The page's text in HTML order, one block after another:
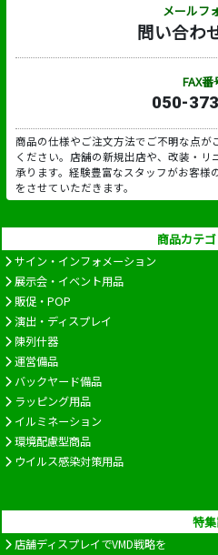
メールフ
問い合わ
FAX番
050-
商品の仕様やご注文方法でご不明な点が
ください。店舗の新規出店や、改装・リ
承ります。経験豊富なスタッフがお客様
をさせていただきます。
商品カテ
サイン・インフォメーション
展示会・イベント用品
販促・POP
演出・ディスプレイ
陳列什器
運営備品
バックヤード備品
ラッピング用品
イルミネーション
環境配慮型商品
ウイルス感染対策用品
特
店舗ディスプレイでVMD戦略を